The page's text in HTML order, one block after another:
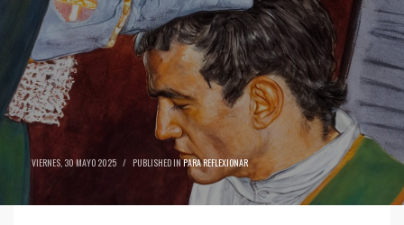
VIERNES, 30 MAYO 2025 / PUBLISHED INPARA REFLEXIONAR